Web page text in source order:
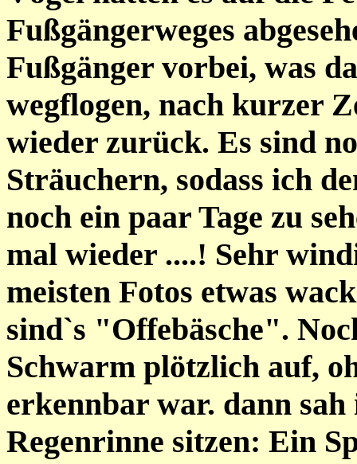
Fußgängerweges
Fußgänger vorbei, was
wegflogen, nach kurzer
wieder zurück. Es sind
Sträuchern, sodass ich
noch ein paar Tage zu
mal wieder ....! Sehr
meisten Fotos etwas
sind`s "Offebäsche".
Schwarm plötzlich auf,
erkennbar war. dann
Regenrinne sitzen: Ein